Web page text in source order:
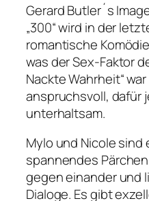
Gerard Butler´s
„300“ wird in der
romantische
was der Sex-Faktor
Nackte Wahrheit“
anspruchsvoll, dafür
unterhaltsam.
Mylo und Nicole
spannendes
gegen einander und
Dialoge. Es gibt